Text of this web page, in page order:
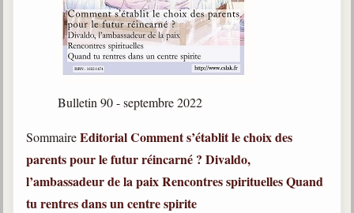
Fédérations spirites
Médias spirites
Bulletin 90 - septembre 2022
SommaireEditorialComment s’établit le choix des
parents pour le futur réincarné ? Divaldo,
l’ambassadeur de la paixRencontres spirituellesQuand
tu rentres dans un centre spirite